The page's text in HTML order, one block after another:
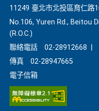
11249 臺北市北投區育仁路
No.106, Yuren Rd., Beitou
(R.O.C.)
聯絡電話
02-28912668
傳真
02-28947665
電子信箱